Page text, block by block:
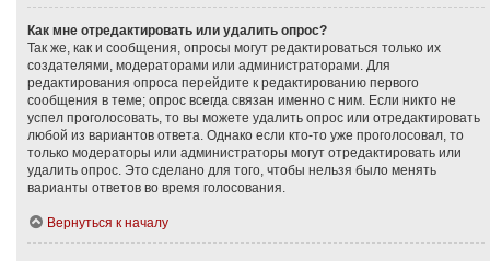
Как мне отредактировать или удалить опрос?
Так же, как и сообщения, опросы могут редактироваться только их
создателями, модераторами или администраторами. Для
редактирования опроса перейдите к редактированию первого
сообщения в теме; опрос всегда связан именно с ним. Если никто не
успел проголосовать, то вы можете удалить опрос или отредактировать
любой из вариантов ответа. Однако если кто-то уже проголосовал, то
только модераторы или администраторы могут отредактировать или
удалить опрос. Это сделано для того, чтобы нельзя было менять
варианты ответов во время голосования.
Вернуться к началу